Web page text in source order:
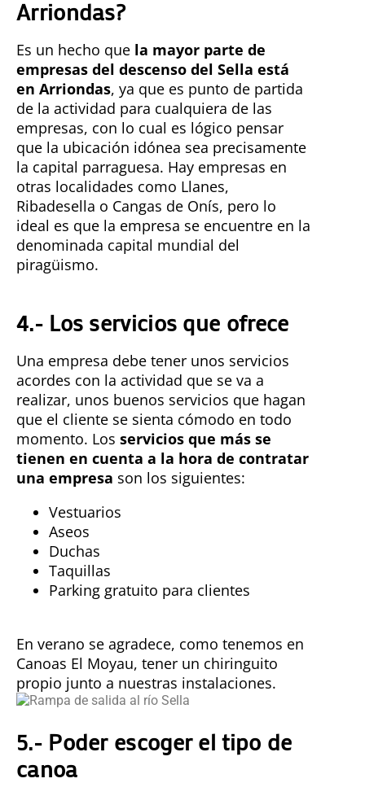
Arriondas?
Es un hecho que la mayor parte de
empresas del descenso del Sella está
en Arriondas, ya que es punto de partida
de la actividad para cualquiera de las
empresas, con lo cual es lógico pensar
que la ubicación idónea sea precisamente
la capital parraguesa. Hay empresas en
otras localidades como Llanes,
Ribadesella o Cangas de Onís, pero lo
ideal es que la empresa se encuentre en la
denominada capital mundial del
piragüismo.
4.- Los servicios que ofrece
Una empresa debe tener unos servicios
acordes con la actividad que se va a
realizar, unos buenos servicios que hagan
que el cliente se sienta cómodo en todo
momento. Losservicios que más se
tienen en cuenta a la hora de contratar
una empresa son los siguientes:
Vestuarios
Aseos
Duchas
Taquillas
Parking gratuito para clientes
En verano se agradece, como tenemos en
Canoas El Moyau, tener un chiringuito
propio junto a nuestras instalaciones.
5.- Poder escoger el tipo de
canoa